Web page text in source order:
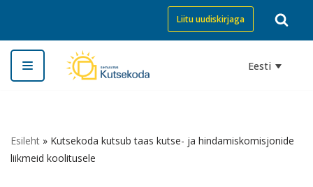
Skip
to
content
Liitu uudiskirjaga
Eesti
Esileht » Kutsekoda kutsub taas kutse- ja hindamiskomisjonide
liikmeid koolitusele